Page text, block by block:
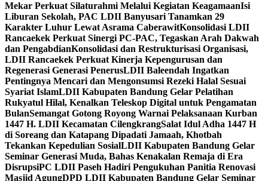
Mekar Perkuat Silaturahmi Melalui Kegiatan KeagamaanIsi
Liburan Sekolah, PAC LDII Banyusari Tanamkan 29
Karakter Luhur Lewat Asrama CaberawitKonsolidasi LDII
Rancaekek Perkuat Sinergi PC-PAC, Tegaskan Arah Dakwah
dan PengabdianKonsolidasi dan Restrukturisasi Organisasi,
LDII Rancaekek Perkuat Kinerja Kepengurusan dan
Regenerasi Generasi PenerusLDII Baleendah Ingatkan
Pentingnya Mencari dan Mengonsumsi Rezeki Halal Sesuai
Syariat IslamLDII Kabupaten Bandung Gelar Pelatihan
Rukyatul Hilal, Kenalkan Teleskop Digital untuk Pengamatan
BulanSemangat Gotong Royong Warnai Pelaksanaan Kurban
1447 H. LDII Kecamatan CilengkrangSalat Idul Adha 1447 H
di Soreang dan Katapang Dipadati Jamaah, Khotbah
Tekankan Kepedulian SosialLDII Kabupaten Bandung Gelar
Seminar Generasi Muda, Bahas Kenakalan Remaja di Era
DisrupsiPC LDII Paseh Hadiri Pengukuhan Panitia Renovasi
Masjid AgungDPD LDII Kabupaten Bandung Gelar Seminar